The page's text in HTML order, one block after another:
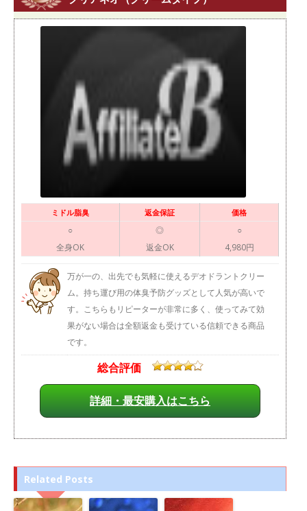
ミドル脂臭 返金保証 価格
○
全身OK
◎
返金OK
○
4,980円
万が一の、出先でも気軽に使えるデオドラントクリー
ム。持ち運び用の体臭予防グッズとして人気が高いで
す。こちらもリピーターが非常に多く、使ってみて効
果がない場合は全額返金も受けている信頼できる商品
です。
総合評価
詳細・最安購入はこちら
Related Posts